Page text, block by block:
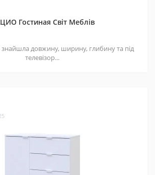
– Доставка в г. Винница
Гостиная Світ Меблів
знайшла довжину, ширину, глибину та під
телевізор...